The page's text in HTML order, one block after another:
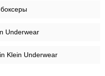
Underwear
Klein Underwear